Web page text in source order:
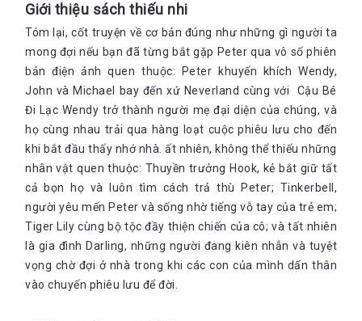
Giới thiệu sách thiếu nhi
Tóm lại, cốt truyện về cơ bản đúng như những gì người ta
mong đợi nếu bạn đã từng bắt gặp Peter qua vô số phiên
bản điện ảnh quen thuộc: Peter khuyến khích Wendy,
John và Michael bay đến xứ Neverland cùng với Cậu Bé
Đi Lạc Wendy trở thành người mẹ đại diện của chúng, và
họ cùng nhau trải qua hàng loạt cuộc phiêu lưu cho đến
khi bắt đầu thấy nhớ nhà. ất nhiên, không thể thiếu những
nhân vật quen thuộc: Thuyền trưởng Hook, kẻ bắt giữ tất
cả bọn họ và luôn tìm cách trả thù Peter; Tinkerbell,
người yêu mến Peter và sống nhờ tiếng vỗ tay của trẻ em;
Tiger Lily cùng bộ tộc đầy thiện chiến của cô; và tất nhiên
là gia đình Darling, những người đang kiên nhẫn và tuyệt
vọng chờ đợi ở nhà trong khi các con của mình dấn thân
vào chuyến phiêu lưu để đời.